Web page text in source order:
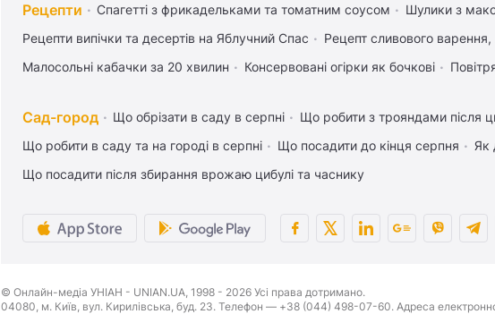
Рецепти Спагетті з фрикадельками та томатним соусом Шулики з
Рецепти випічки та десертів на Яблучний Спас
Рецепт сливового варення,
Малосольні кабачки за 20 хвилин
Консервовані огірки як бочкові
Сад-город Що обрізати в саду в серпні Що робити з трояндами після
Що робити в саду та на городі в серпні
Що посадити до кінця серпня
Як
Що посадити після збирання врожаю цибулі та часнику
© Онлайн-медіа УНІАН - UNIAN.UA, 1998 - 2026 Усі права дотримано.
04080, м. Київ, вул. Кирилівська, буд. 23. Телефон — +38 (044) 498-07-60. Адреса